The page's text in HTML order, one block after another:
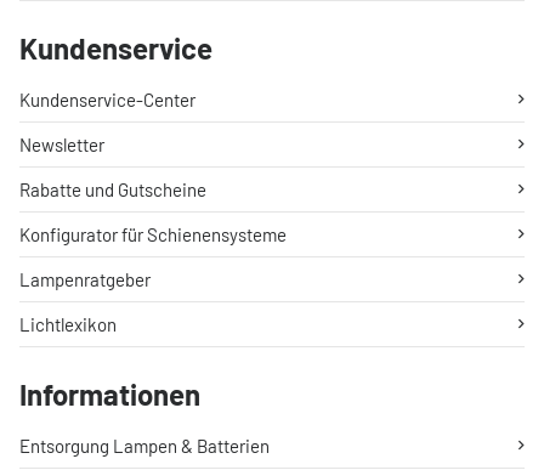
Kundenservice
Kundenservice-Center
Newsletter
Rabatte und Gutscheine
Konfigurator für Schienensysteme
Lampenratgeber
Lichtlexikon
Informationen
Entsorgung Lampen & Batterien